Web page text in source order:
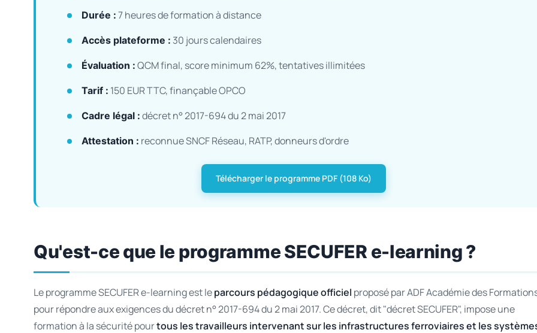
Durée : 7 heures de formation à distance
Accès plateforme : 30 jours calendaires
Évaluation : QCM final, score minimum 62%, tentatives illimitées
Tarif : 150 EUR TTC, finançable OPCO
Cadre légal : décret n° 2017-694 du 2 mai 2017
Attestation : reconnue SNCF Réseau, RATP, donneurs d'ordre
Télécharger le programme PDF (108 Ko)
Qu'est-ce que le programme SECUFER e-learning ?
Le programme SECUFER e-learning est leparcours pédagogique officiel proposé par ADF Académie des
pour répondre aux exigences du décret n° 2017-694 du 2 mai 2017. Ce décret, dit "décret SECUFER", impose une
formation à la sécurité pourtous les travailleurs intervenant sur les infrastructures ferroviaires et les